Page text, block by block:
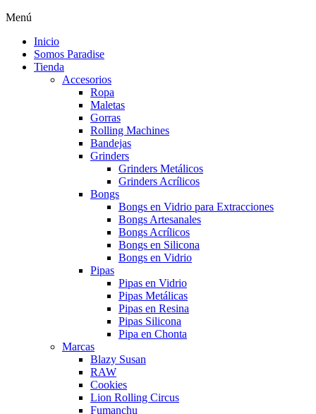
Menú
Inicio
Somos Paradise
Tienda
Accesorios
Ropa
Maletas
Gorras
Rolling Machines
Bandejas
Grinders
Grinders Metálicos
Grinders Acrílicos
Bongs
Bongs en Vidrio para Extracciones
Bongs Artesanales
Bongs Acrílicos
Bongs en Silicona
Bongs en Vidrio
Pipas
Pipas en Vidrio
Pipas Metálicas
Pipas en Resina
Pipas Silicona
Pipa en Chonta
Marcas
Blazy Susan
RAW
Cookies
Lion Rolling Circus
Fumanchu